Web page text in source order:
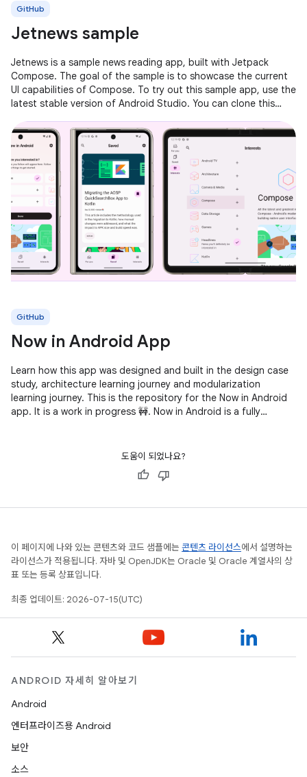
GitHub
Jetnews sample
Jetnews is a sample news reading app, built with Jetpack
Compose. The goal of the sample is to showcase the current
UI capabilities of Compose. To try out this sample app, use the
latest stable version of Android Studio. You can clone this
GitHub
Now in Android App
Learn how this app was designed and built in the design case
study, architecture learning journey and modularization
learning journey. This is the repository for the Now in Android
app. It is a work in progress 🚧. Now in Android is a fully
도움이 되었나요?
이 페이지에 나와 있는 콘텐츠와 코드 샘플에는 콘텐츠 라이선스에서 설명하는
라이선스가 적용됩니다. 자바 및 OpenJDK는 Oracle 및 Oracle 계열사의 상
표 또는 등록 상표입니다.
최종 업데이트: 2026-07-15(UTC)
ANDROID 자세히 알아보기
Android
엔터프라이즈용 Android
보안
소스